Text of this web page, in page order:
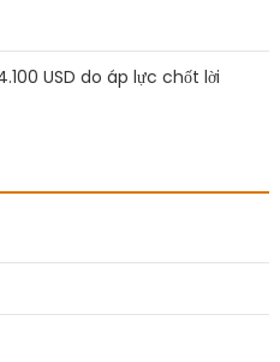
USD do áp lực chốt lời